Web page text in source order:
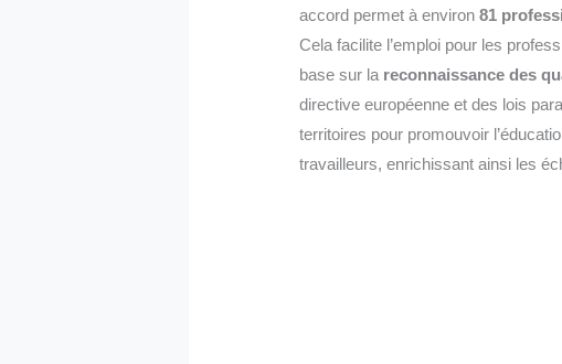
accord permet à environ81
Cela facilite l’emploi pour les
base sur la reconnaissance des
directive européenne et des lois
territoires pour promouvoir
travailleurs, enrichissant ainsi les